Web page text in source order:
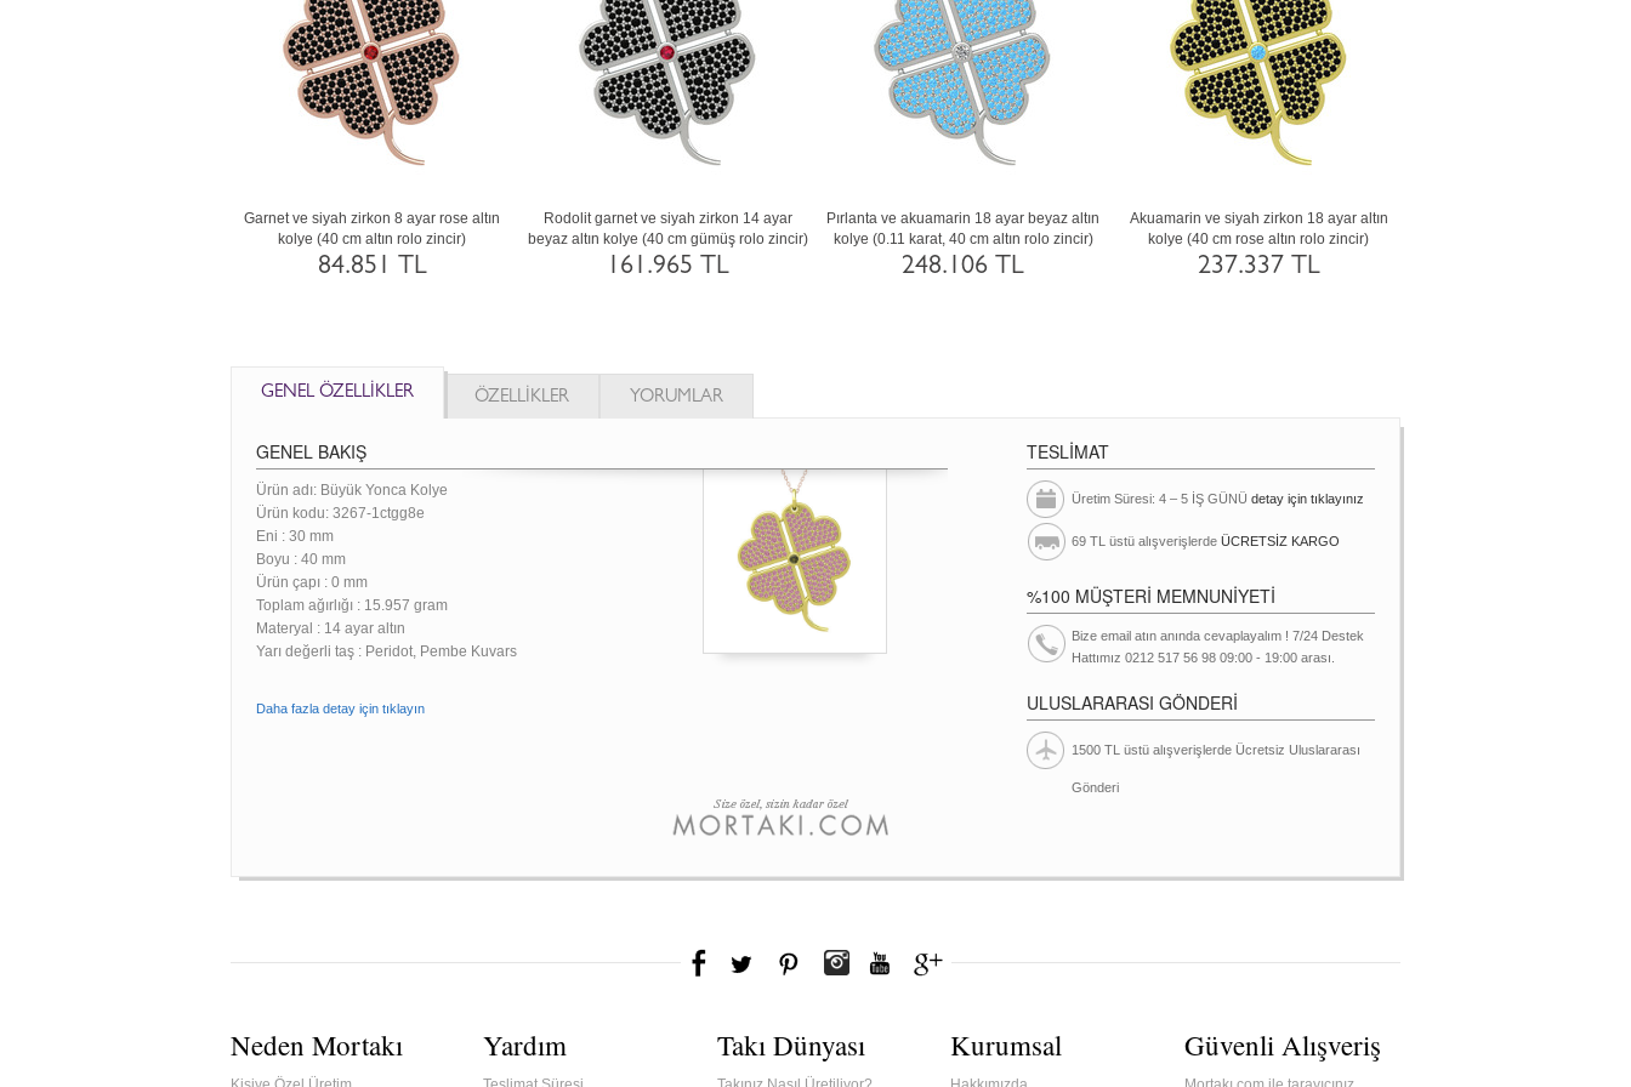
Akuamarin ve siyah zirkon 18 ayar altın
Beyaz zirkon ve lab safir 14 ayar beyaz
altın kolye (40 cm rose altın rolo zincir)
163.731 TL
Akuamarin ve lab safir 14 ayar beyaz altın
kolye (40 cm beyaz altın rolo zincir)
174.404 TL
Kök zümrüt ve peridot 925 ayar siyah
rodyum kaplama gümüş kolye (40 cm
gümüş rolo zincir)
Dumanlı kuvars ve lab safir 925 ayar rose
altın kaplama gümüş kolye (40 cm beyaz
altın rolo zincir)
GENEL ÖZELLİKLER ÖZELLİKLER YORUMLAR
GENEL BAKIŞ
Ürün adı: Büyük Yonca Kolye
Ürün kodu: 3267-1ctgg8e
Eni : 30 mm
Boyu : 40 mm
Ürün çapı : 0 mm
Toplam ağırlığı : 15.957 gram
Materyal : 14 ayar altın
Yarı değerli taş : Peridot, Pembe Kuvars
Daha fazla detay için tıklayın
TESLİMAT
Üretim Süresi: 4 – 5 İŞ GÜNÜ detay için tıklayınız
69 TL üstü alışverişlerde ÜCRETSİZ KARGO
%100 MÜŞTERİ MEMNUNİYETİ
Bize email atın anında cevaplayalım ! 7/24 Destek
Hattımız 0212 517 56 98 09:00 - 19:00 arası.
ULUSLARARASI GÖNDERİ
1500 TL üstü alışverişlerde Ücretsiz Uluslararası
Gönderi
Neden Mortakı Yardım Takı Dünyası Kurumsal Güvenli Alışveriş